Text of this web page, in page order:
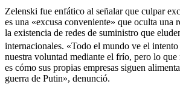
Zelenski fue enfático al señalar que culpar
es una «excusa conveniente» que oculta una
la existencia de redes de suministro que
internacionales. «Todo el mundo ve el
nuestra voluntad mediante el frío, pero lo
es cómo sus propias empresas siguen
guerra de Putin», denunció.